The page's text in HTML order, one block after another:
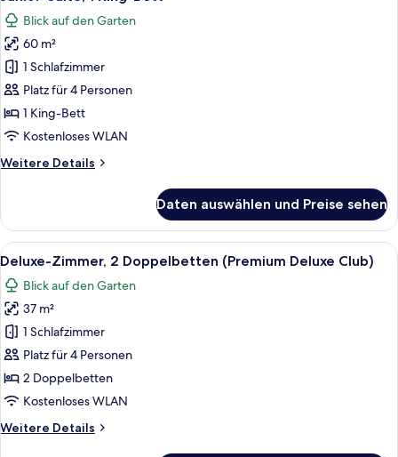
Fotos
für
Junior-
Suite,
1 King-
Bett
anzeigen
Blick auf den Garten
60 m²
1 Schlafzimmer
Platz für 4 Personen
1 King-Bett
Kostenloses WLAN
Weitere Details
Weitere
Suite,
1 King-
Bett
Daten auswählen und Preise sehen
Alle
Fotos
für
Deluxe-
Zimmer,
2 Doppelbetten
(Premium
Deluxe
anzeigen
Ein Hotel-Empfangsbereich mit
4
Deluxe-Zimmer, 2 Doppelbetten (Premium Deluxe Club)
Blick auf den Garten
37 m²
1 Schlafzimmer
Platz für 4 Personen
2 Doppelbetten
Kostenloses WLAN
Weitere Details
Weitere